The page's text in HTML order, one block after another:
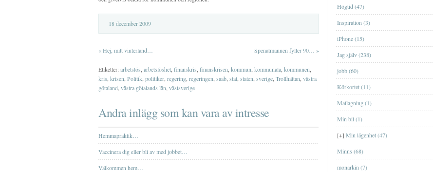
18 december 2009
«Hej, mitt vinterland… Spenatmannen fyller 90… »
Etiketter:arbetslös arbetslöshet finanskris finanskrisen kommun kommunala kommunen
kris krisen Politik politiker regering regeringen saab stat staten sverige Trollhättan västra
götaland västra götalands län västsverige
Andra inlägg som kan vara av intresse
Hemmapraktik…
Vaccinera dig eller bli av med jobbet…
Välkommen hem…
Högtid (47)
Inspiration (3)
iPhone (15)
Jag själv (238)
jobb (60)
Körkortet (11)
Matlagning (1)
Min bil (1)
[+] Min lägenhet (47)
Lägenheten i EskilstunaLägenheten i
Eskilstuna
Lägenheten i GislavedLägenheten i
Gislaved
Lägenheten i ÖrebroLägenheten i
Örebro
Lägenheten på HörngatanLägenheten på
Hörngatan
Lägenheten på KronogårdenLägenheten
på Kronogården
Minns (68)
monarkin (7)
BöckerBöcker
FilmFilm